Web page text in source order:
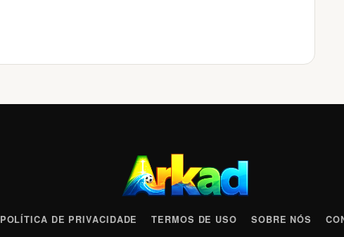
POLÍTICA DE PRIVACIDADE TERMOS DE USO SOBRE NÓS